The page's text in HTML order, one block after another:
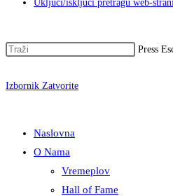
Uključi/isključi pretragu web-
Press
Izbornik Zatvorite
Naslovna
O Nama
Vremeplov
Hall of Fame